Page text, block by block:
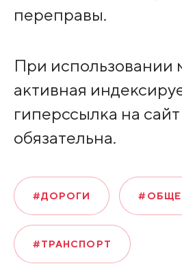
переправы.
При использовании
активная
гиперссылка на сайт
обязательна.
#ДОРОГИ
#ТРАНСПОРТ